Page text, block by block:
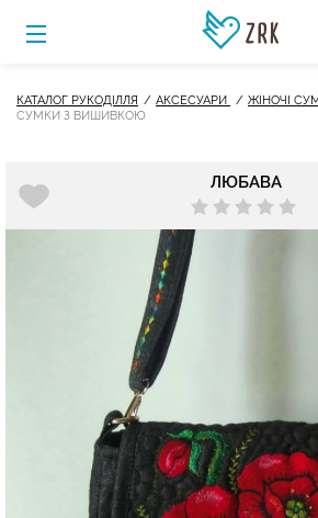
КАТАЛОГ РУКОДІЛЛЯ АКСЕСУАРИ
ЖІНОЧІ
СУМКИ З ВИШИВКОЮ
ЛЮБАВА